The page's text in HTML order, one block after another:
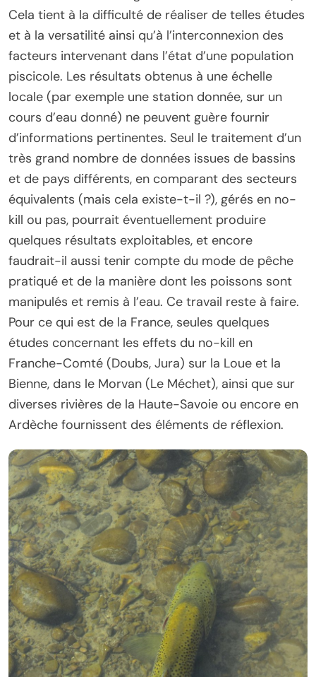
Cela tient à la difficulté de réaliser de telles études
et à la versatilité ainsi qu’à l’interconnexion des
facteurs intervenant dans l’état d’une population
piscicole. Les résultats obtenus à une échelle
locale (par exemple une station donnée, sur un
cours d’eau donné) ne peuvent guère fournir
d’informations pertinentes. Seul le traitement d’un
très grand nombre de données issues de bassins
et de pays différents, en comparant des secteurs
équivalents (mais cela existe-t-il ?), gérés en no-
kill ou pas, pourrait éventuellement produire
quelques résultats exploitables, et encore
faudrait-il aussi tenir compte du mode de pêche
pratiqué et de la manière dont les poissons sont
manipulés et remis à l’eau. Ce travail reste à faire.
Pour ce qui est de la France, seules quelques
études concernant les effets du no-kill en
Franche-Comté (Doubs, Jura) sur la Loue et la
Bienne, dans le Morvan (Le Méchet), ainsi que sur
diverses rivières de la Haute-Savoie ou encore en
Ardèche fournissent des éléments de réflexion.